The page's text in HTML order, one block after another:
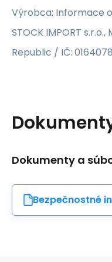
Výrobca: Informace
STOCK IMPORT
Republic / IČ:
Dokumenty a
Bezpečnostné